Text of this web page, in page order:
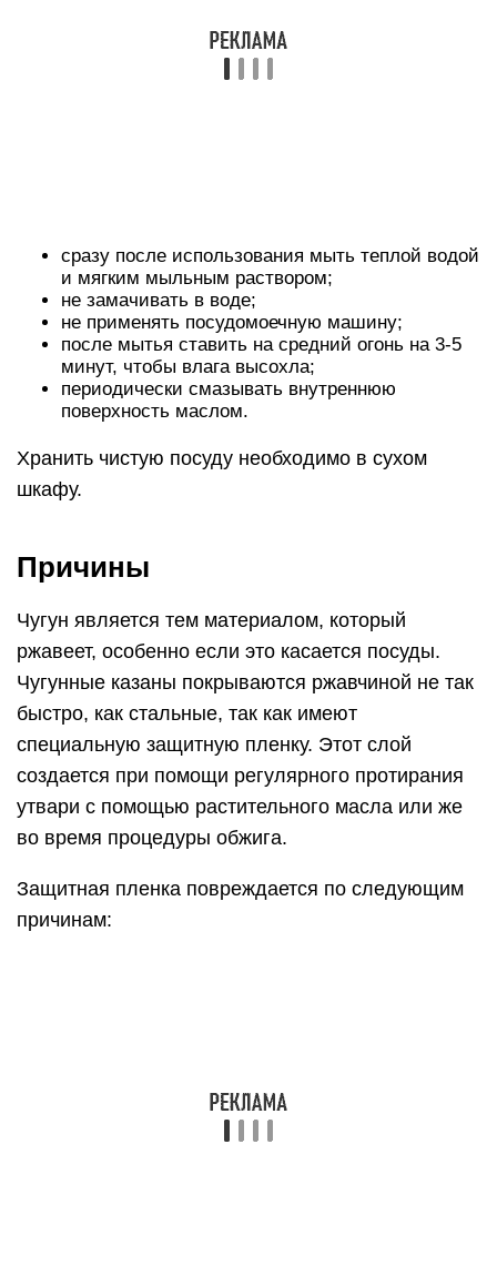
сразу после использования мыть теплой водой
и мягким мыльным раствором;
не замачивать в воде;
не применять посудомоечную машину;
после мытья ставить на средний огонь на 3-5
минут, чтобы влага высохла;
периодически смазывать внутреннюю
поверхность маслом.
Хранить чистую посуду необходимо в сухом
шкафу.
Причины
Чугун является тем материалом, который
ржавеет, особенно если это касается посуды.
Чугунные казаны покрываются ржавчиной не так
быстро, как стальные, так как имеют
специальную защитную пленку. Этот слой
создается при помощи регулярного протирания
утвари с помощью растительного масла или же
во время процедуры обжига.
Защитная пленка повреждается по следующим
причинам: